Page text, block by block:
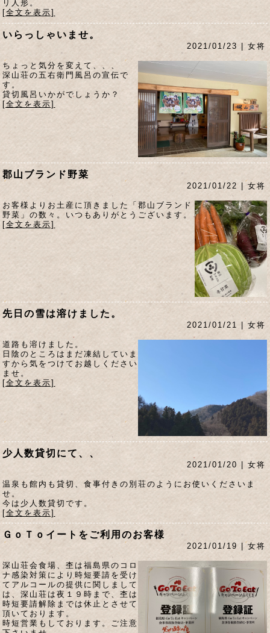
リ人形。
[全文を表示]
いらっしゃいませ。
2021/01/23 | 女将
ちょっと気分を変えて、、、
深山荘の五右衛門風呂の宣伝で
す。
貸切風呂いかがでしょうか？
[全文を表示]
郡山ブランド野菜
2021/01/22 | 女将
お客様よりお土産に頂きました「郡山ブランド
野菜」の数々。いつもありがとうございます。
[全文を表示]
先日の雪は溶けました。
2021/01/21 | 女将
道路も溶けました。
日陰のところはまだ凍結していま
すから気をつけてお越しください
ませ。
[全文を表示]
少人数貸切にて、、
2021/01/20 | 女将
温泉も館内も貸切、食事付きの別荘のようにお使いくださいま
せ。
今は少人数貸切です。
[全文を表示]
ＧｏＴｏイートをご利用のお客様
2021/01/19 | 女将
深山荘会食場、杢は福島県のコロ
ナ感染対策により時短要請を受け
てアルコールの提供に関しまして
は、深山荘は夜１９時まで、杢は
時短要請解除までは休止とさせて
頂いております。
時短営業もしております。ご注意